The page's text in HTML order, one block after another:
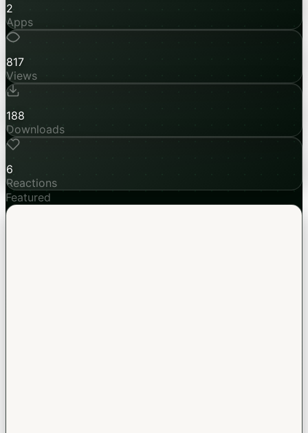
2
Apps
817
Views
188
Downloads
6
Reactions
Featured